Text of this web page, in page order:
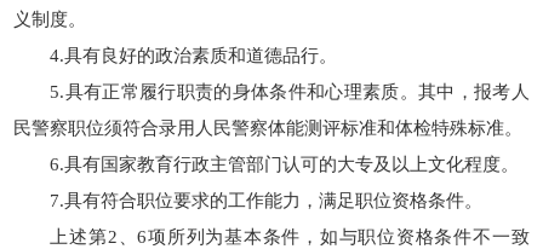
义制度。
4.具有良好的政治素质和道德品行。
5.具有正常履行职责的身体条件和心理素质。其中，报考人
民警察职位须符合录用人民警察体能测评标准和体检特殊标准。
6.具有国家教育行政主管部门认可的大专及以上文化程度。
7.具有符合职位要求的工作能力，满足职位资格条件。
上述第2、6项所列为基本条件，如与职位资格条件不一致